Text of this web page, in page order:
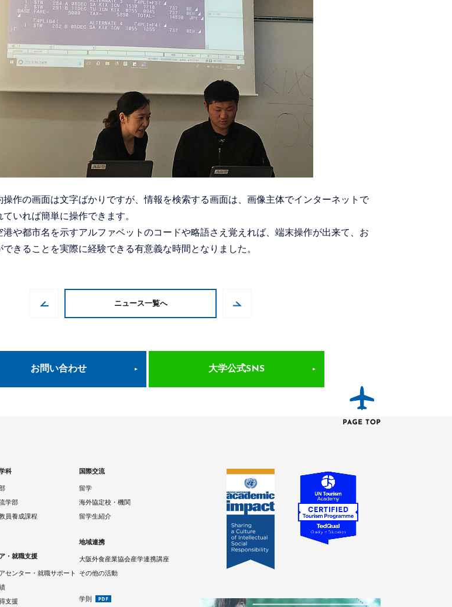
作の画面は文字ばかりですが、情報を検索する画面は、画像主体でインターネットで
いれば簡単に操作できます。
や都市名を示すアルファベットのコードや略語さえ覚えれば、端末操作が出来て、お
きることを実際に経験できる有意義な時間となりました。
ニュース一覧へ
お問い合わせ 大学公式SNS
科
学部
員養成課程
・就職支援
センター・就職サポート
支援
国際交流
留学
海外協定校・機関
留学生紹介
地域連携
大阪外食産業協会産学連携講座
その他の活動
学則